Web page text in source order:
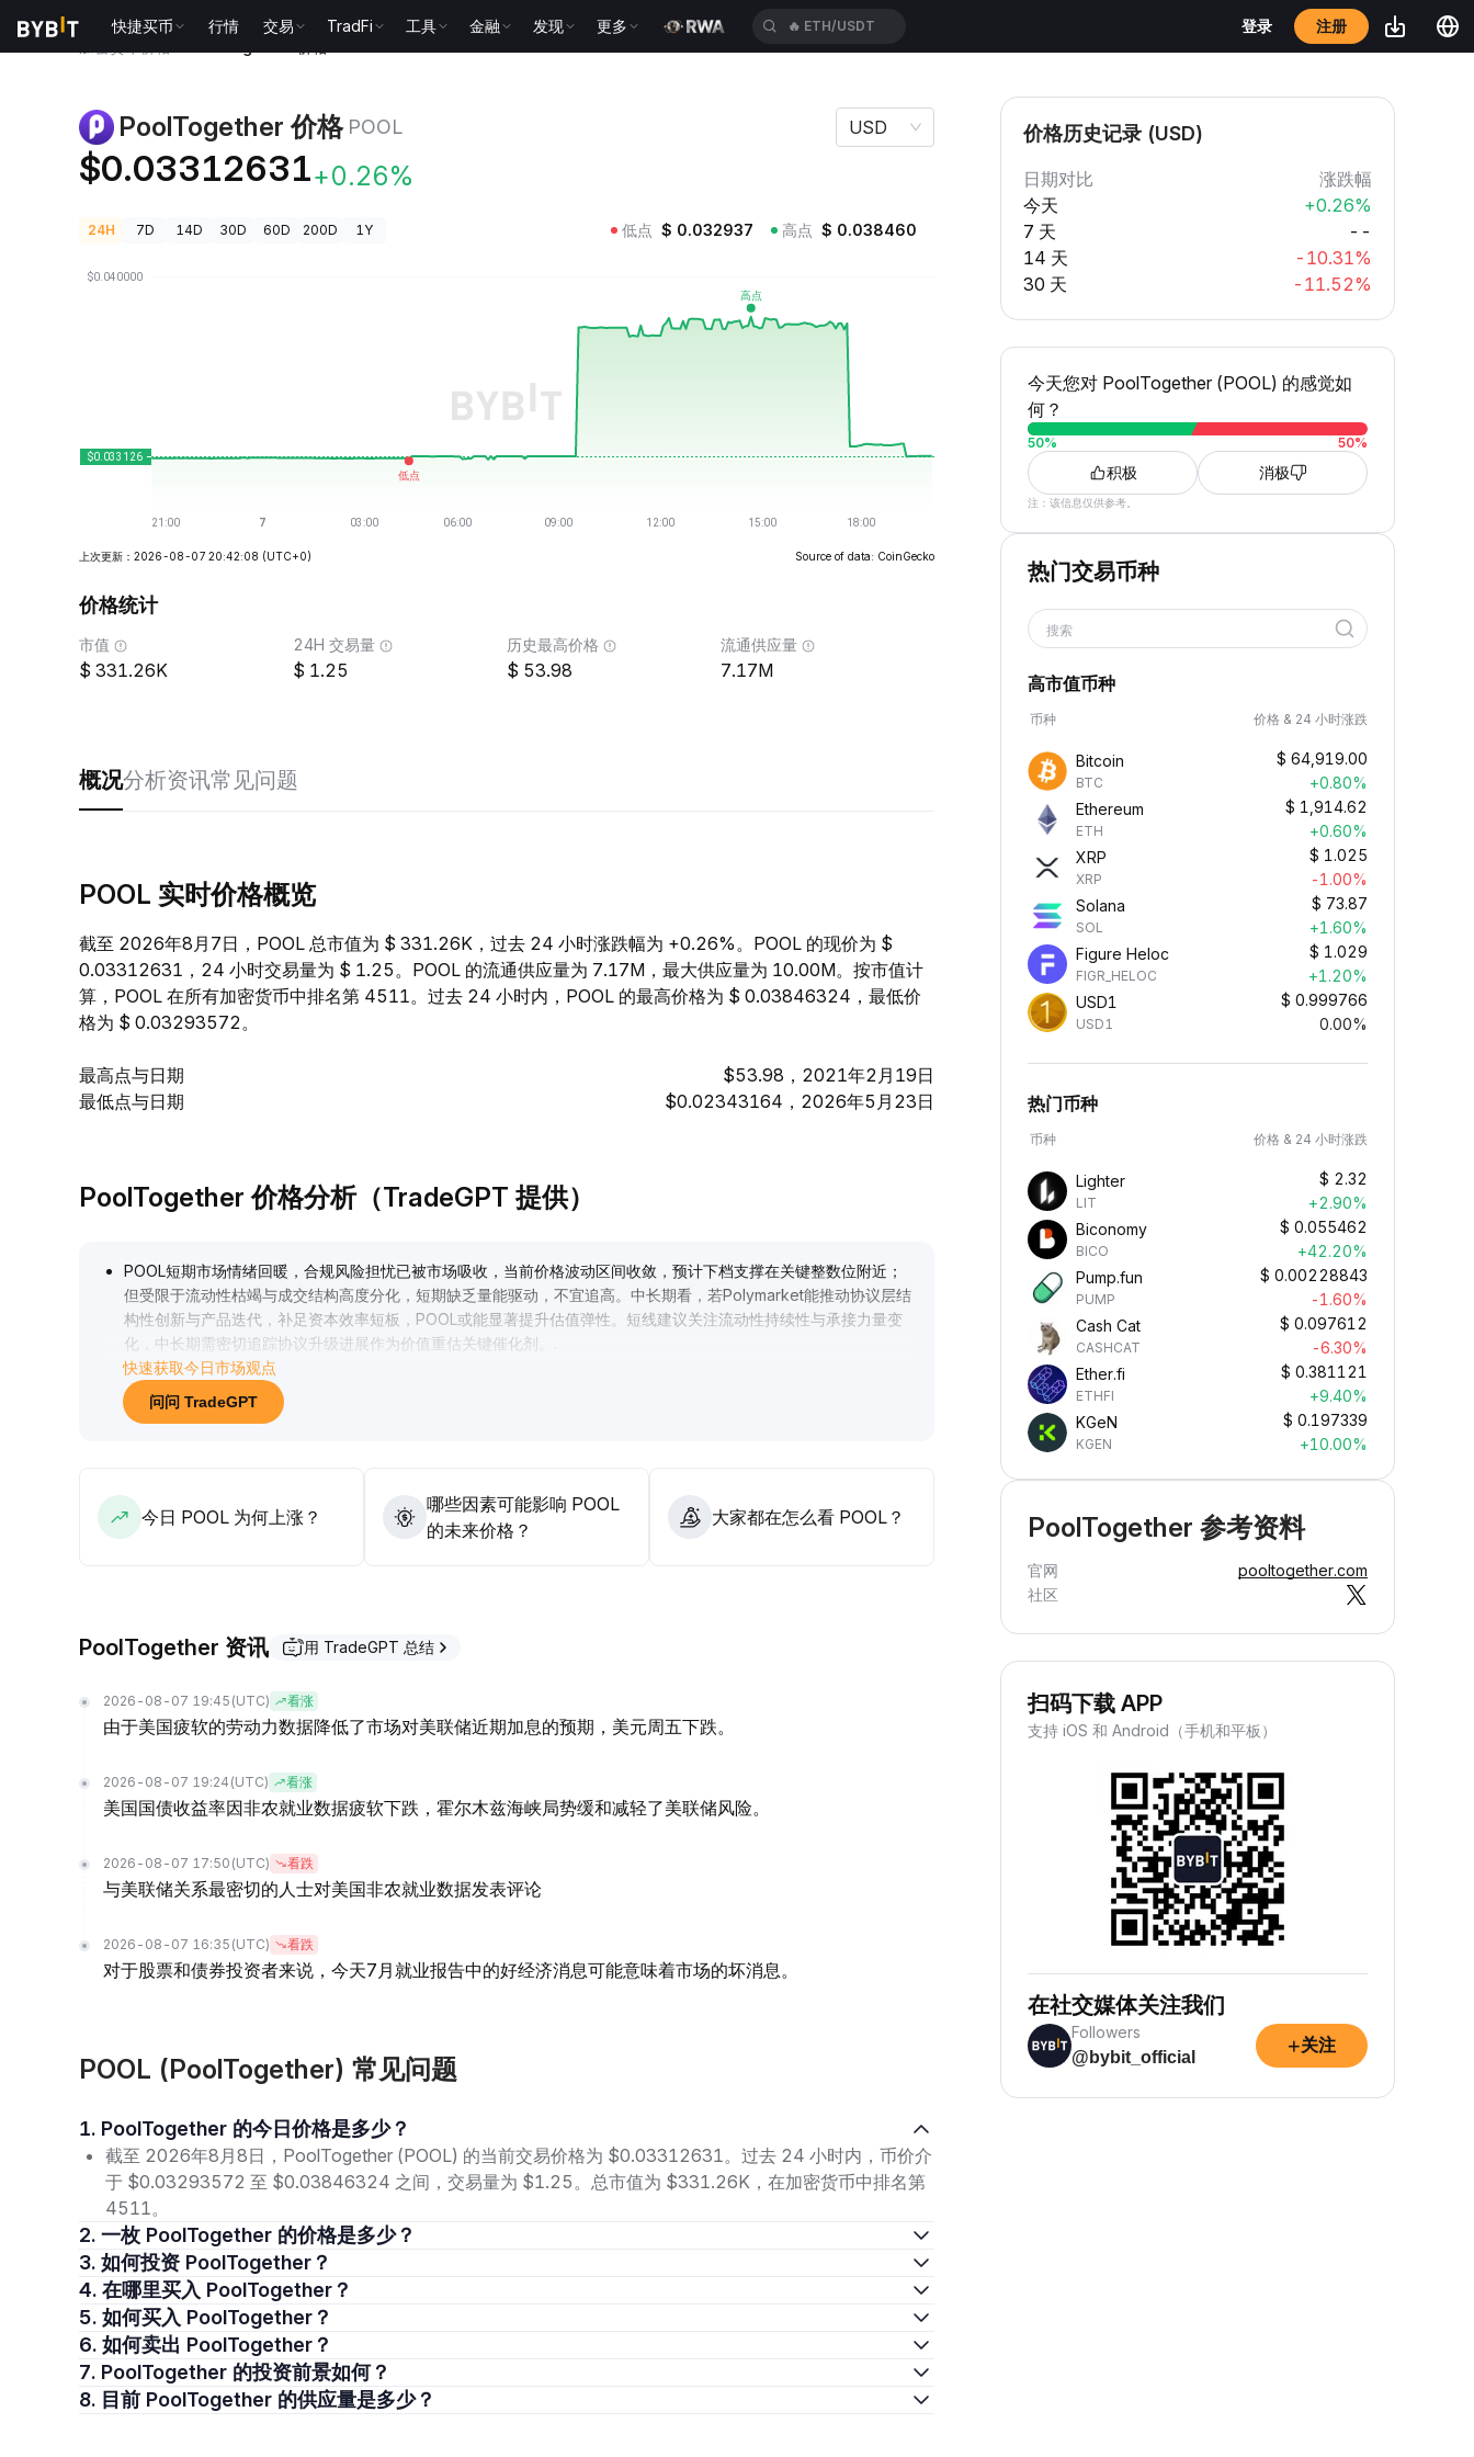
快捷买币 行情 交易 TradFi 工具 金融 发现 更多 🔥 HYPEUSDT 登录 注册
PoolTogether 价格 POOL
$0.03312631+0.26%
USD
24H 7D 14D 30D 60D 200D 1Y 低点 $ 0.032937 高点 $ 0.038460
上次更新：2026-08-07 20:42:08 (UTC+0) Source of data: CoinGecko
价格统计
市值
331.26K
24H 交易量
1.25
历史最高价格
53.98
流通供应量
7.17M
概况分析资讯常见问题
POOL 实时价格概览
截至 2026年8月7日，POOL 总市值为 $ 331.26K，过去 24 小时涨跌幅为 +0.26%。POOL 的现价为 $
0.03312631，24 小时交易量为 $ 1.25。POOL 的流通供应量为 7.17M，最大供应量为 10.00M。按市值计
算，POOL 在所有加密货币中排名第 4511。过去 24 小时内，POOL 的最高价格为 $ 0.03846324，最低价
格为 $ 0.03293572。
最高点与日期
$53.98，2021年2月19日
最低点与日期
$0.02343164，2026年5月23日
PoolTogether 价格分析（TradeGPT 提供）
POOL短期市场情绪回暖，合规风险担忧已被市场吸收，当前价格波动区间收敛，预计下档支撑在关键整数位附近；
但受限于流动性枯竭与成交结构高度分化，短期缺乏量能驱动，不宜追高。中长期看，若Polymarket能推动协议层结
构性创新与产品迭代，补足资本效率短板，POOL或能显著提升估值弹性。短线建议关注流动性持续性与承接力量变
化，中长期需密切追踪协议升级进展作为价值重估关键催化剂。
快速获取今日市场观点
问问 TradeGPT
今日 POOL 为何上涨？
哪些因素可能影响 POOL
的未来价格？
大家都在怎么看 POOL？
PoolTogether 资讯 用 TradeGPT 总结
2026-08-07 19:45 (UTC) 看涨
由于美国疲软的劳动力数据降低了市场对美联储近期加息的预期，美元周五下跌。
2026-08-07 19:24 (UTC) 看涨
美国国债收益率因非农就业数据疲软下跌，霍尔木兹海峡局势缓和减轻了美联储风险。
2026-08-07 17:50 (UTC) 看跌
与美联储关系最密切的人士对美国非农就业数据发表评论
2026-08-07 16:35 (UTC) 看跌
对于股票和债券投资者来说，今天7月就业报告中的好经济消息可能意味着市场的坏消息。
POOL (PoolTogether) 常见问题
1. PoolTogether 的今日价格是多少？
截至 2026年8月8日，PoolTogether (POOL) 的当前交易价格为 $0.03312631。过去 24 小时内，币价介
于 $0.03293572 至 $0.03846324 之间，交易量为 $1.25。总市值为 $331.26K，在加密货币中排名第
4511。
2. 一枚 PoolTogether 的价格是多少？
3. 如何投资 PoolTogether？
4. 在哪里买入 PoolTogether？
5. 如何买入 PoolTogether？
6. 如何卖出 PoolTogether？
7. PoolTogether 的投资前景如何？
8. 目前 PoolTogether 的供应量是多少？
价格历史记录 (USD)
日期对比
涨跌幅
今天
+0.26%
7 天
--
14 天
-10.31%
30 天
-11.52%
今天您对 PoolTogether (POOL) 的感觉如
何？
50% 50%
积极 消极
注：该信息仅供参考。
热门交易币种
搜索
高市值币种
币种 价格 & 24 小时涨跌
Bitcoin
BTC
$ 64,919.00
+0.80%
Ethereum
ETH
$ 1,914.62
+0.60%
XRP
XRP
$ 1.025
-1.00%
Solana
SOL
$ 73.87
+1.60%
Figure Heloc
FIGR_HELOC
$ 1.029
+1.20%
USD1
USD1
$ 0.999766
0.00%
热门币种
币种 价格 & 24 小时涨跌
Lighter
LIT
$ 2.32
+2.90%
Biconomy
BICO
$ 0.055462
+42.20%
Pump.fun
PUMP
$ 0.00228843
-1.60%
Cash Cat
CASHCAT
$ 0.097612
-6.30%
Ether.fi
ETHFI
$ 0.381121
+9.40%
KGeN
KGEN
$ 0.197339
+10.00%
PoolTogether 参考资料
官网
pooltogether.com
社区
扫码下载 APP
支持 iOS 和 Android（手机和平板）
在社交媒体关注我们
Followers
@bybit_official
+关注